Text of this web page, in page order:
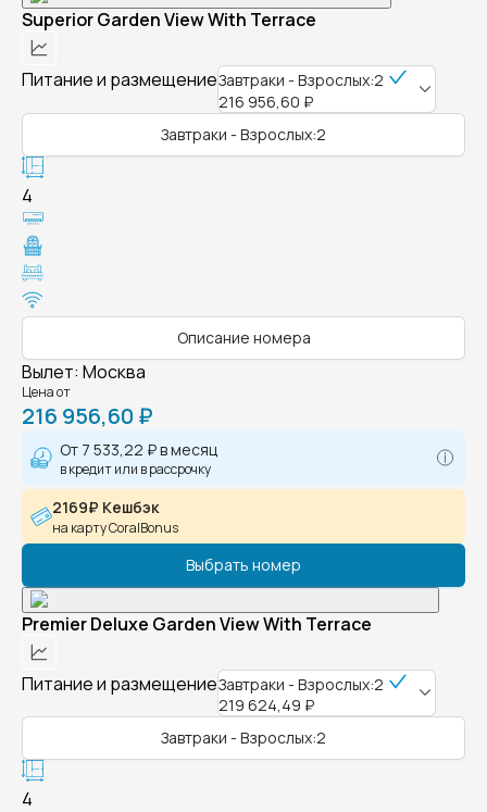
Superior Garden View With Terrace
Питание и размещениеЗавтраки - Взрослых:2
216 956,60 ₽
Завтраки - Взрослых:2
4
Описание номера
Вылет: Москва
Цена от
216 956,60 ₽
От 7 533,22 ₽в месяц
в кредит или в рассрочку
2169₽ Кешбэк
на карту CoralBonus
Выбрать номер
Premier Deluxe Garden View With Terrace
Питание и размещениеЗавтраки - Взрослых:2
219 624,49 ₽
Завтраки - Взрослых:2
4